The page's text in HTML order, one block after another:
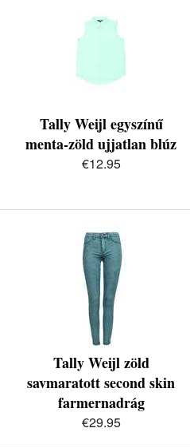
Tally Weijl egyszínű
menta-zöld ujjatlan blúz
€12.95
Tally Weijl zöld
savmaratott second skin
farmernadrág
€29.95